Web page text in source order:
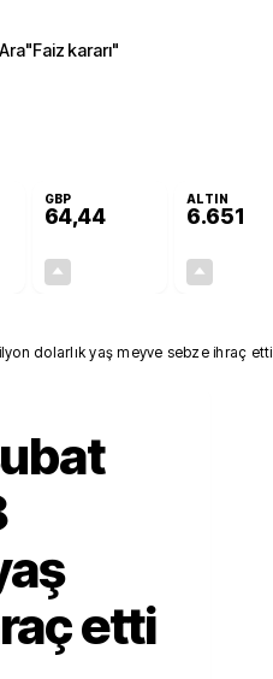
Ara"Faiz kararı"
GBP
64,44
ALTIN
6.651
dolarlık yaş meyve sebze ihraç etti
etti